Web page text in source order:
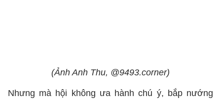
(Ảnh Anh Thu, @9493.corner)
Nhưng mà hội không ưa hành chú ý, bắp nướng